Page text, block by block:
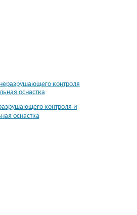
контроля и
оснастка